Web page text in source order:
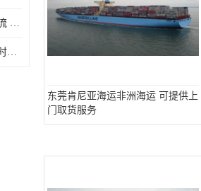
哈尔滨中俄班列莫斯科物流 快速到达
沈阳出口中俄班列莫斯科时间 方便快捷可靠性好
东莞肯尼亚海运非洲海运 可提供上
门取货服务